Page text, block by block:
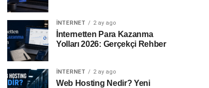
İNTERNET 2 ay ago
İnternetten Para Kazanma
Yolları 2026: Gerçekçi Rehber
İNTERNET 2 ay ago
Web Hosting Nedir? Yeni